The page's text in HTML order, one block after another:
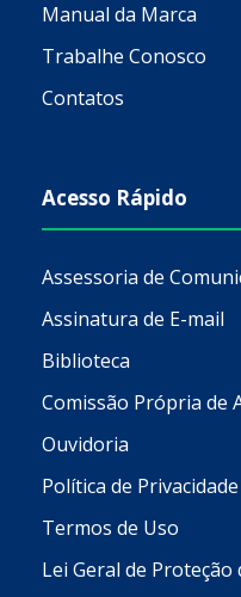
Manual da Marca
Trabalhe Conosco
Contatos
Acesso Rápido
Assessoria de
Assinatura de E-mail
Biblioteca
Comissão Própria de
Ouvidoria
Política de Privacidade
Termos de Uso
Lei Geral de Proteção